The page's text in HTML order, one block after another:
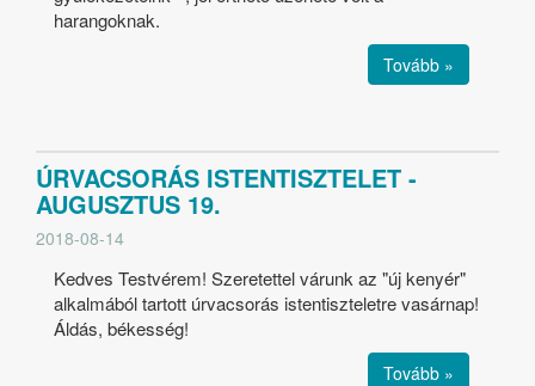
harangoknak.
Tovább »
ÚRVACSORÁS ISTENTISZTELET -
AUGUSZTUS 19.
2018-08-14
Kedves Testvérem! Szeretettel várunk az "új kenyér"
alkalmából tartott úrvacsorás istentiszteletre vasárnap!
Áldás, békesség!
Tovább »